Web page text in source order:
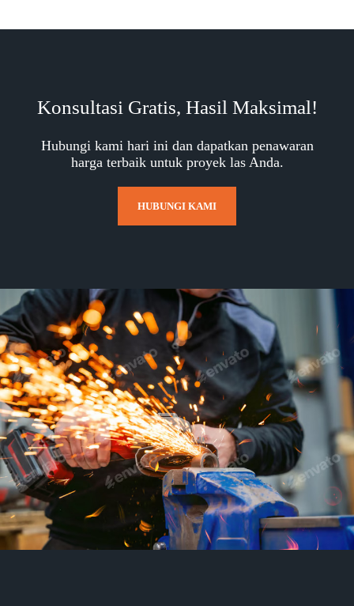
Konsultasi Gratis, Hasil Maksimal!
Hubungi kami hari ini dan dapatkan penawaran
harga terbaik untuk proyek las Anda.
HUBUNGI KAMI